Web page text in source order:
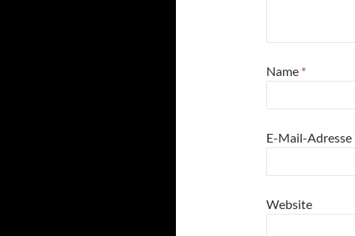
Name *
E-Mail-Adresse
Website